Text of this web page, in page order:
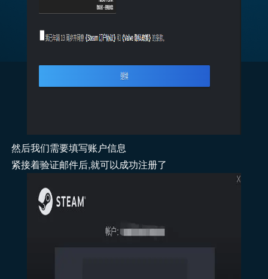
然后我们需要填写账户信息
紧接着验证邮件后,就可以成功注册了